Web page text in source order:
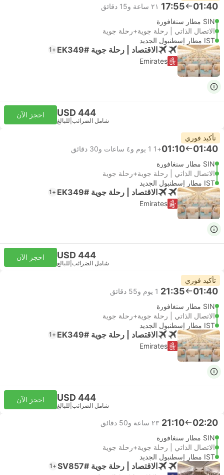
01:40
17:55 ٢١ ساعة و‫15 دقائق
SIN مطار سنغافورة
الاتصال الذاتي | رحلة جوية+رحلة جوية
IST مطار إسطنبول الجديد
الاقتصاد | رحلة جوية #EK349 +1
Emirates
USD 444
شامل الضرائب للبالغ
احجز الآن
تأكيد فوري
01:40
01:10
+1
1 يوم و٤ ساعات و‫30 دقائق
SIN مطار سنغافورة
الاتصال الذاتي | رحلة جوية+رحلة جوية
IST مطار إسطنبول الجديد
الاقتصاد | رحلة جوية #EK349 +1
Emirates
USD 444
شامل الضرائب للبالغ
احجز الآن
تأكيد فوري
01:40
21:35 1 يوم و‫55 دقائق
SIN مطار سنغافورة
الاتصال الذاتي | رحلة جوية+رحلة جوية
IST مطار إسطنبول الجديد
الاقتصاد | رحلة جوية #EK349 +1
Emirates
USD 444
شامل الضرائب للبالغ
احجز الآن
02:20
21:10 ٢٣ ساعة و‫50 دقائق
SIN مطار سنغافورة
الاتصال الذاتي | رحلة جوية+رحلة جوية
IST مطار إسطنبول الجديد
الاقتصاد | رحلة جوية #SV857 +1